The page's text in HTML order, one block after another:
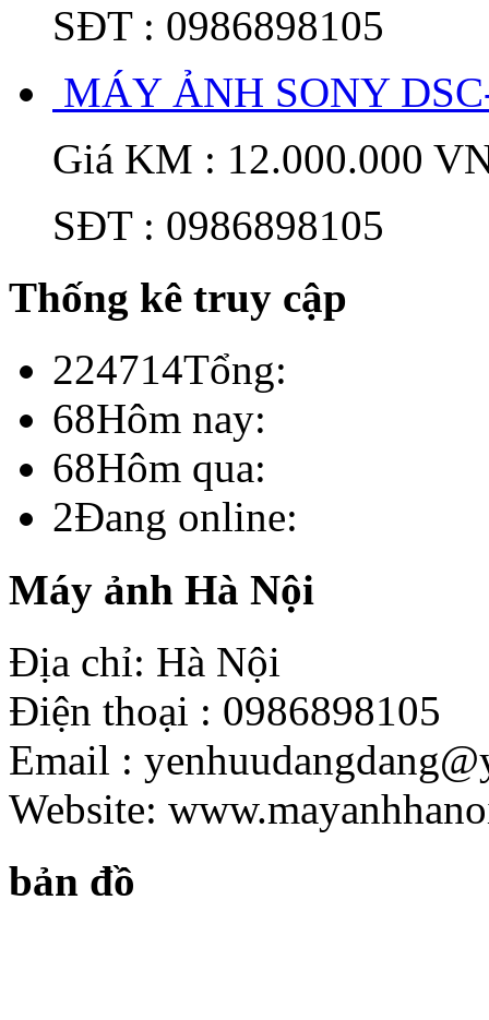
SĐT : 0986898105
MÁY ẢNH SONY
Giá KM : 12.000.000
SĐT : 0986898105
Thống kê truy cập
224714Tổng:
68Hôm nay:
68Hôm qua:
2Đang online:
Máy ảnh Hà Nội
Địa chỉ: Hà Nội
Điện thoại : 0986898105
Email :
Website:
bản đồ